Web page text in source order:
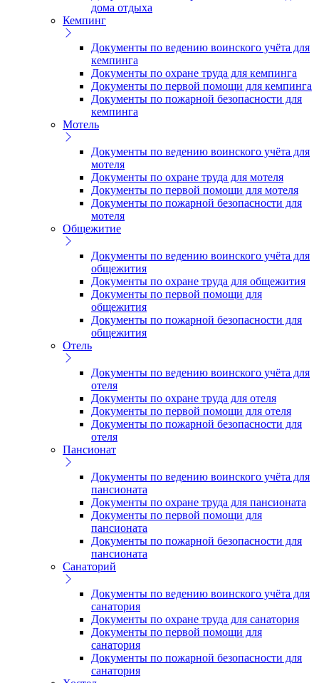
дома отдыха
Кемпинг
Документы по ведению воинского учёта для
кемпинга
Документы по охране труда для кемпинга
Документы по первой помощи для кемпинга
Документы по пожарной безопасности для
кемпинга
Мотель
Документы по ведению воинского учёта для
мотеля
Документы по охране труда для мотеля
Документы по первой помощи для мотеля
Документы по пожарной безопасности для
мотеля
Общежитие
Документы по ведению воинского учёта для
общежития
Документы по охране труда для общежития
Документы по первой помощи для
общежития
Документы по пожарной безопасности для
общежития
Отель
Документы по ведению воинского учёта для
отеля
Документы по охране труда для отеля
Документы по первой помощи для отеля
Документы по пожарной безопасности для
отеля
Пансионат
Документы по ведению воинского учёта для
пансионата
Документы по охране труда для пансионата
Документы по первой помощи для
пансионата
Документы по пожарной безопасности для
пансионата
Санаторий
Документы по ведению воинского учёта для
санатория
Документы по охране труда для санатория
Документы по первой помощи для
санатория
Документы по пожарной безопасности для
санатория